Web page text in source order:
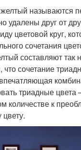
называются
удалены друг от
цветовой круг,
сочетания
составляют
что сочетание
триадные цвета
количестве к